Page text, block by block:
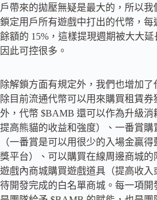
戶帶來的拋壓無疑是最大的，所以我
鎖定用戶所有遊戲中打出的代幣，每
餘額的 15%，這樣提現週期被大大
因此可控很多。
除解鎖方面有規定外，我們也增加了
除目前流通代幣可以用來購買租賃券
外，代幣 $BAMB 還可以作為升級消
提高熊貓的收益和強度）、一番賞購
（一番賞是可以用很少的入場金贏
獎平台）、可以購買在線周邊商城的
遊戲內商城購買遊戲道具（提高收入
待開發完成的白名單商城。每一項開